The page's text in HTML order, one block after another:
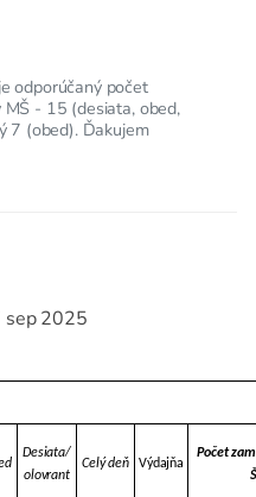
odporúčaný počet
- 15 (desiata, obed,
7 (obed). Ďakujem
sep 2025
Desiata/
olovrant
Celý deň Výdajňa
Počet